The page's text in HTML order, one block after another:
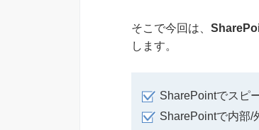
そこで今回は、
します。
SharePointでスピ
SharePointで内部/